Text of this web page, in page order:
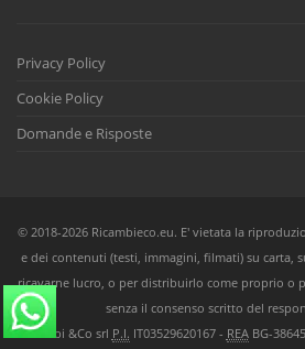
Privacy Policy
Cookie Policy
Domande e Risposte
© 2018-2026 Ricambieco.eu. E' vietata la
e dei contenuti (testi, immagini, filmati) su carta,
ricavarne lucro, o per distribuirlo come proprio o
senza il consenso scritto del
Ricambi &Co srl P.I. IT03529620167 - REABG-